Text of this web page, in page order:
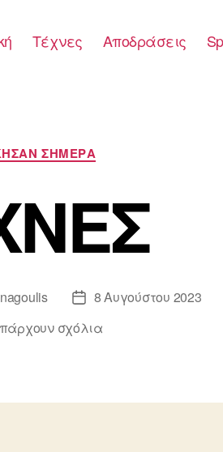
Τέχνες Αποδράσεις
Κατηγορίες
ΣΗΜΕΡΑ
Ημ.8 Αυγούστου 2023
σχόλιαστο